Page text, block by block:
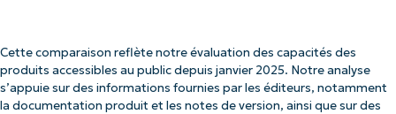
Cette comparaison reflète notre évaluation des capacités des
produits accessibles au public depuis janvier 2025. Notre analyse
s’appuie sur des informations fournies par les éditeurs, notamment
la documentation produit et les notes de version, ainsi que sur des